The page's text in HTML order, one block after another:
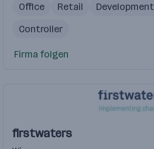
Office Retail Development
Controller
Firma folgen
firstwaters